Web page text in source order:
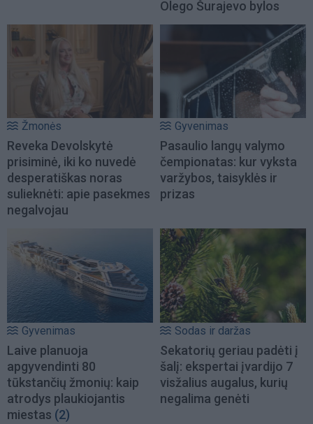
Olego Šurajevo bylos
Žmonės
Reveka Devolskytė
prisiminė, iki ko nuvedė
desperatiškas noras
sulieknėti: apie pasekmes
negalvojau
Gyvenimas
Pasaulio langų valymo
čempionatas: kur vyksta
varžybos, taisyklės ir
prizas
Gyvenimas
Laive planuoja
apgyvendinti 80
tūkstančių žmonių: kaip
atrodys plaukiojantis
miestas (2)
Sodas ir daržas
Sekatorių geriau padėti į
šalį: ekspertai įvardijo 7
visžalius augalus, kurių
negalima genėti